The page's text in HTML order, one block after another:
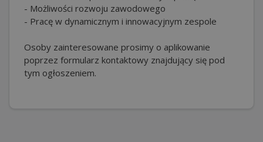
- Możliwości rozwoju zawodowego
- Pracę w dynamicznym i innowacyjnym zespole
Osoby zainteresowane prosimy o aplikowanie
poprzez formularz kontaktowy znajdujący się pod
tym ogłoszeniem.